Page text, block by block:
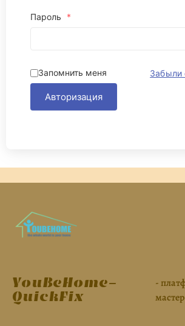
Пароль *
Запомнить меня Забыли
Авторизация
YouBeHome-
QuickFix
-